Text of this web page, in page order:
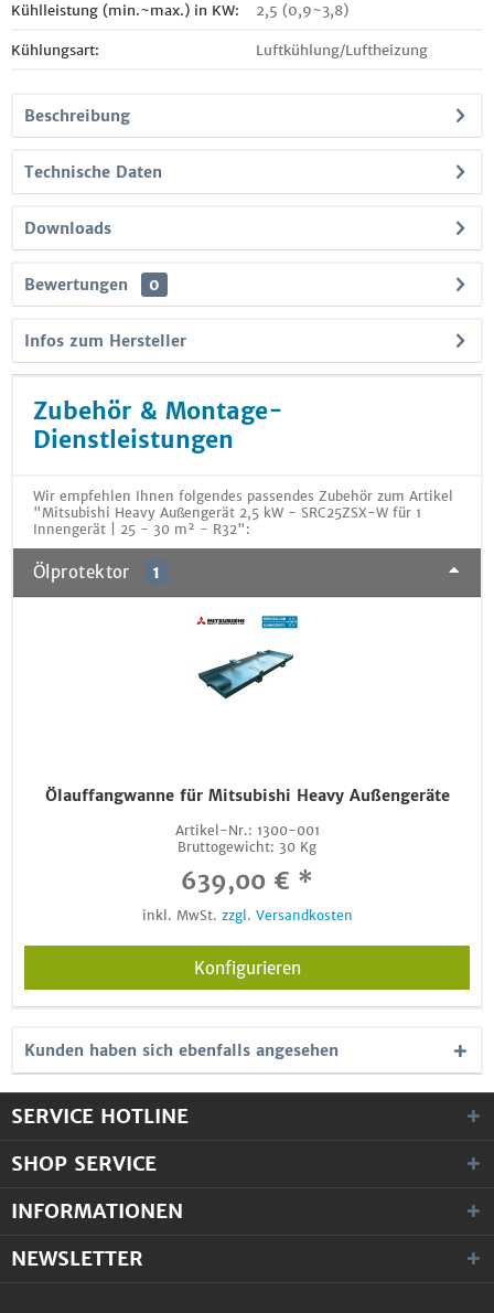
Kühlleistung (min.~max.) in KW: 2,5 (0,9~3,8)
Kühlungsart: Luftkühlung/Luftheizung
Beschreibung
Technische Daten
Downloads
Bewertungen 0
Infos zum Hersteller
Zubehör & Montage-
Dienstleistungen
Wir empfehlen Ihnen folgendes passendes Zubehör zum Artikel
"Mitsubishi Heavy Außengerät 2,5 kW - SRC25ZSX-W für 1
Innengerät | 25 - 30 m² - R32":
Ölprotektor 1
Ölauffangwanne für Mitsubishi Heavy Außengeräte
Artikel-Nr.: 1300-001
Bruttogewicht: 30 Kg
639,00 € *
inkl. MwSt. zzgl. Versandkosten
Konfigurieren
Kunden haben sich ebenfalls angesehen
SERVICE HOTLINE
SHOP SERVICE
INFORMATIONEN
NEWSLETTER